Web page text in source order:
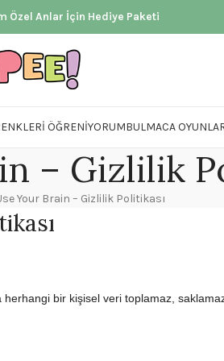
Özel Anlar İçin Hediye Paketi
ÖĞRENIYORUMBULMACA
– Gizlilik
Your Brain – Gizlilik Politikası
bir kişisel veri toplamaz,